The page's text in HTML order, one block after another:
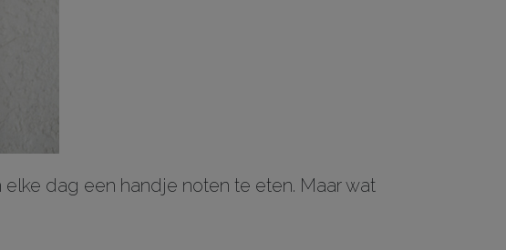
dag een handje noten te eten. Maar wat